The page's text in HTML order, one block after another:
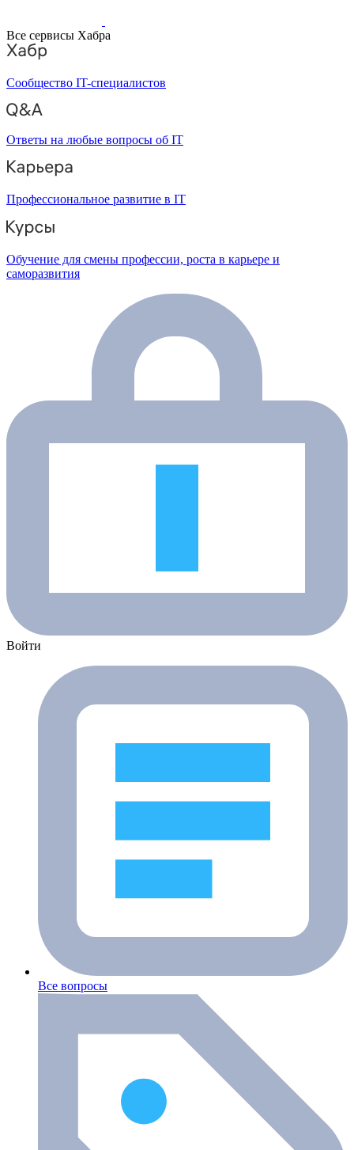
Все сервисы Хабра
Сообщество IT-специалистов
Ответы на любые вопросы об IT
Профессиональное развитие в IT
Обучение для смены профессии, роста в карьере и
саморазвития
Войти
Все вопросы